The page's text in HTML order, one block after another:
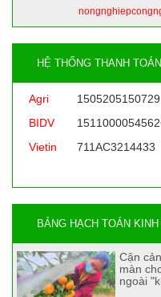
HỆ THỐNG THANH TOÁN
Agri
1505205150729
BIDV
Vietin
711AC3214433
BẢNG HẠCH TOÁN
Cận
màn
ngoài